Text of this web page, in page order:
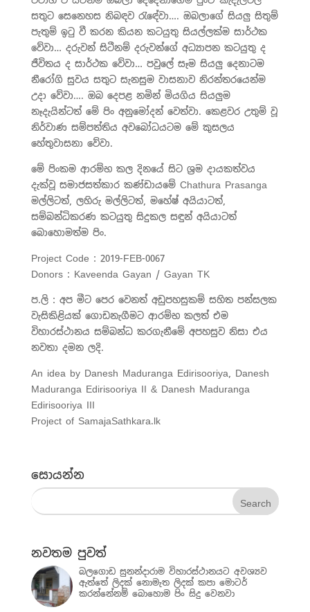
සතුට සෙනෙහස නිබඳව රැඳේවා…. ඔබලාගේ සියලු සිතුම්
පැතුම් ඉටු වී කරන කියන කටයුතු සියල්ලක්ම සාර්ථක
වේවා… දරුවන් සිටීනම් දරුවන්ගේ අධ්‍යාපන කටයුතු ද
ජීවිතය ද සාර්ථක වේවා… පවුලේ සෑම සියලු දෙනාටම
නීරෝගි සුවය සතුට සැනසුම වාසනාව නිරන්තරයෙන්ම
උදා වේවා…. ඔබ දෙපළ නමින් මියගිය සියලුම
නෑදැයින්ටත් මේ පිං අනුමෝදන් වෙත්වා. කෙළවර උතුම් වූ
නිර්වාණ සම්පත්තිය අවබෝධයටම මේ කුසලය
හේතුවාසනා වේවා.
මේ පිංකම ආරම්භ කල දිනයේ සිට ශ්‍රම දායකත්වය
දැක්වූ සමාජසත්කාර කණ්ඩායමේ Chathura Prasanga
මල්ලිටත්, ලහිරු මල්ලිටත්, මහේෂ් අයියාටත්,
සම්බන්ධිකරණ කටයුතු සිදුකල සඳුන් අයියාටත්
බොහොමත්ම පිං.
Project Code : 2019-FEB-0067
Donors : Kaveenda Gayan / Gayan TK
ප.ලි : අප මීට පෙර වෙනත් අඩුපහසුකම් සහිත පන්සලක
වැසිකිළියක් ගොඩනැගීමට ආරම්භ කලත් එම
විහාරස්ථානය සම්බන්ධ කරගැනීමේ අපහසුව නිසා එය
නවතා දමන ලදි.
An idea by Danesh Maduranga Edirisooriya, Danesh
Maduranga Edirisooriya II & Danesh Maduranga
Edirisooriya III
Project of SamajaSathkara.lk
සොයන්න
නවතම පුවත්
බලගොඩ සුනන්දාරාම විහාරස්ථානයට අවශ්‍යව
ඇත්තේ ලිදක් නොමැත ලිදක් කපා මොටර්
කරන්නේනම් බොහොම පිං සිදු වෙනවා